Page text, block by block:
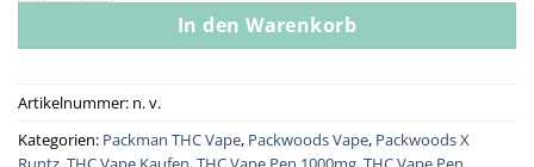
In den Warenkorb
Artikelnummer: n. v.
Kategorien: Packman THC Vape, Packwoods Vape, Packwoods X